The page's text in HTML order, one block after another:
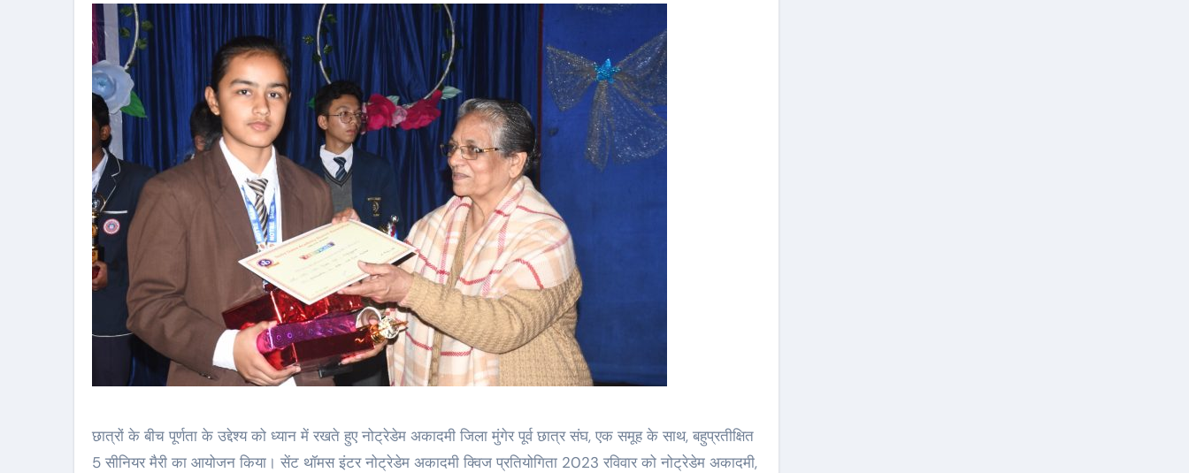
छात्रों के बीच पूर्णता के उद्देश्य को ध्यान में रखते हुए नोट्रेडेम अकादमी जिला मुंगेर पूर्व छात्र संघ, एक समूह के साथ, बहुप्रतीक्षित
5 सीनियर मैरी का आयोजन किया। सेंट थॉमस इंटर नोट्रेडेम अकादमी क्विज प्रतियोगिता 2023 रविवार को नोट्रेडेम अकादमी,